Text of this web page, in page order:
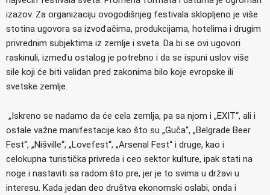
izazov. Za organizaciju ovogodišnjeg festivala sklopljeno je više
stotina ugovora sa izvođačima, produkcijama, hotelima i drugim
privrednim subjektima iz zemlje i sveta. Da bi se ovi ugovori
raskinuli, između ostalog je potrebno i da se ispuni uslov više
sile koji će biti validan pred zakonima bilo koje evropske ili
svetske zemlje.
„Iskreno se nadamo da će cela zemlja, pa sa njom i „EXIT“, ali i
ostale važne manifestacije kao što su „Guča“, „Belgrade Beer
Fest“, „Nišville“, „Lovefest“, „Arsenal Fest“ i druge, kao i
celokupna turistička privreda i ceo sektor kulture, ipak stati na
noge i nastaviti sa radom što pre, jer je to svima u državi u
interesu. Kada jedan deo društva ekonomski oslabi, onda i